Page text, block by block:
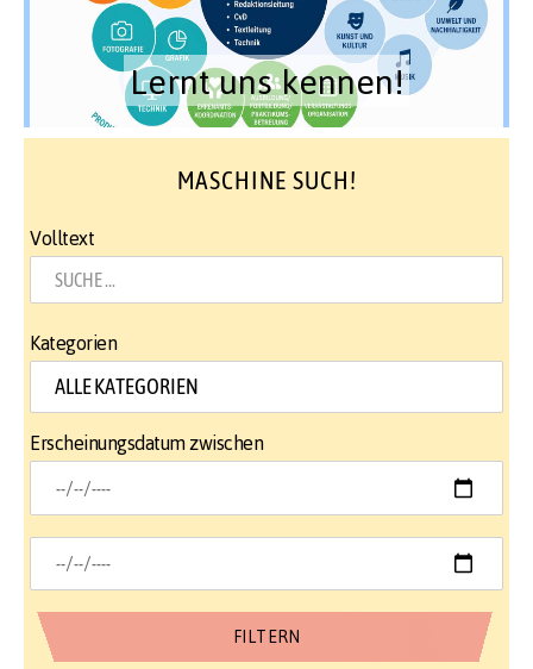
Lernt uns kennen!
MASCHINE SUCH!
Volltext
Kategorien
Erscheinungsdatum zwischen